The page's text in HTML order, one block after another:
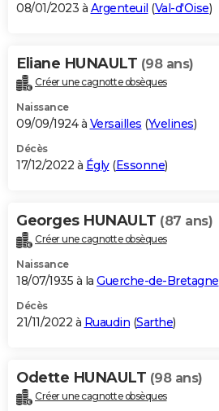
08/01/2023 à Argenteuil (Val-d'Oise)
Eliane HUNAULT (98 ans)
Créer une cagnotte obsèques
Naissance
09/09/1924 à Versailles (Yvelines)
Décès
17/12/2022 à Égly(Essonne)
Georges HUNAULT (87 ans)
Créer une cagnotte obsèques
Naissance
18/07/1935 à la Guerche-de-Bretagne
Décès
21/11/2022 à Ruaudin (Sarthe)
Odette HUNAULT (98 ans)
Créer une cagnotte obsèques